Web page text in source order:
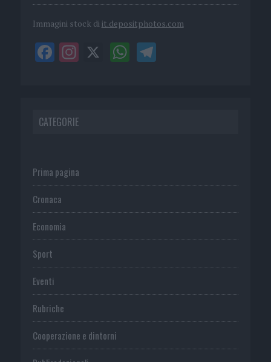
Immagini stock di it.depositphotos.com
CATEGORIE
Prima pagina
Cronaca
Economia
Sport
Eventi
Rubriche
Cooperazione e dintorni